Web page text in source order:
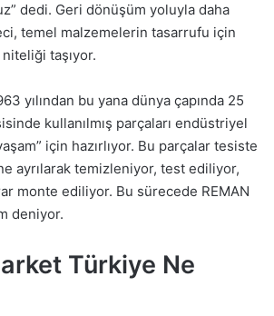
dedi. Geri dönüşüm yoluyla daha
temel malzemelerin tasarrufu için
taşıyor.
yılından bu yana dünya çapında 25
kullanılmış parçaları endüstriyel
için hazırlıyor. Bu parçalar tesiste
ayrılarak temizleniyor, test ediliyor,
monte ediliyor. Bu sürecede REMAN
deniyor.
Türkiye Ne